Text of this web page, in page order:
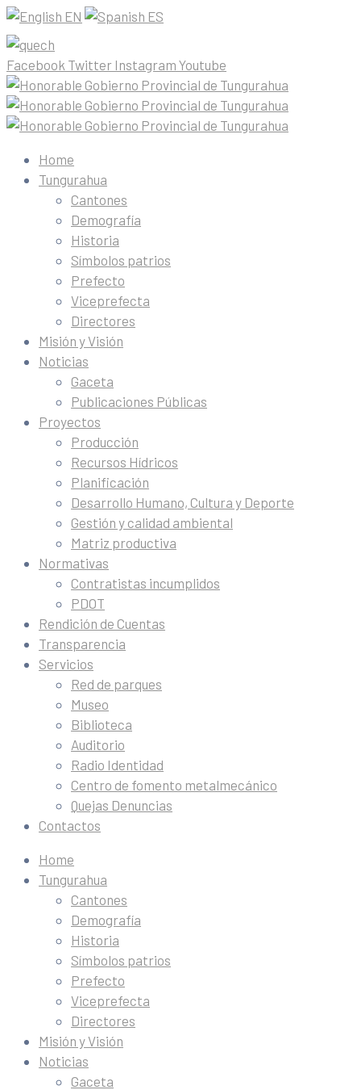
EN ES
Facebook Twitter Instagram Youtube
Home
Tungurahua
Cantones
Demografía
Historia
Símbolos patrios
Prefecto
Viceprefecta
Directores
Misión y Visión
Noticias
Gaceta
Publicaciones Públicas
Proyectos
Producción
Recursos Hídricos
Planificación
Desarrollo Humano, Cultura y Deporte
Gestión y calidad ambiental
Matriz productiva
Normativas
Contratistas incumplidos
PDOT
Rendición de Cuentas
Transparencia
Servicios
Red de parques
Museo
Biblioteca
Auditorio
Radio Identidad
Centro de fomento metalmecánico
Quejas Denuncias
Contactos
Home
Tungurahua
Cantones
Demografía
Historia
Símbolos patrios
Prefecto
Viceprefecta
Directores
Misión y Visión
Noticias
Gaceta